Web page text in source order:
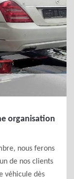
organisation
nous ferons
de nos clients
véhicule dès